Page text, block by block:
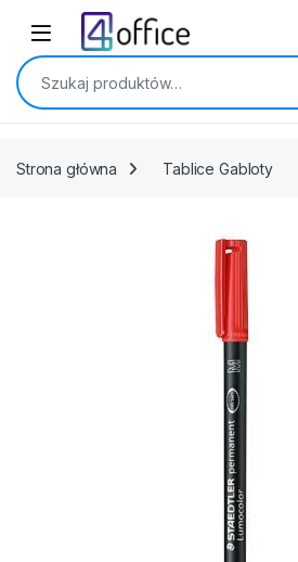
Skip to navigation
Skip to content
Szukaj:
Strona główna Tablice Gabloty